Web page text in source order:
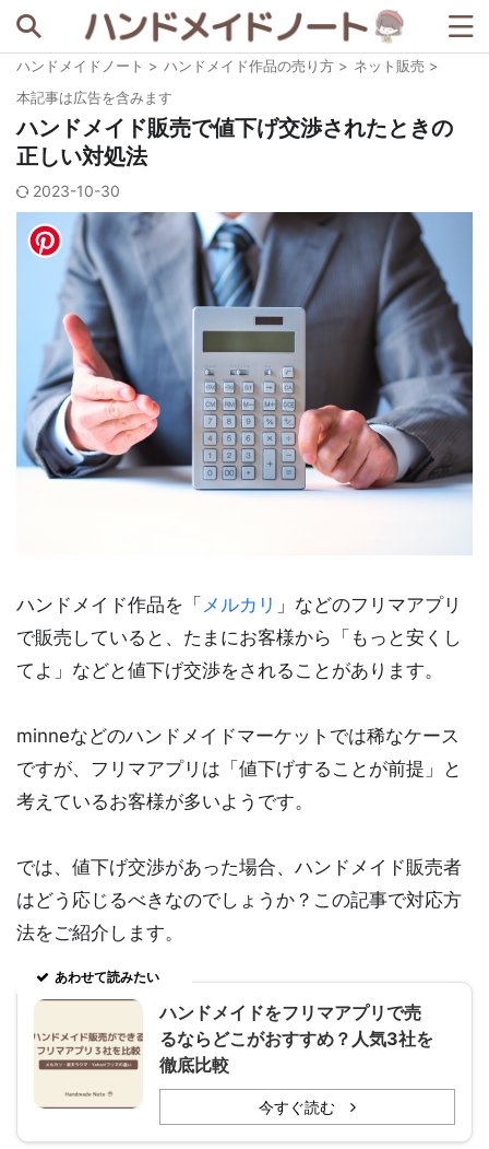
minne STORES セリア ダイソー
メルカリ 例文 写真撮影 宣伝ツール 梱包資材
著作権
ハンドメイドノート > ハンドメイド作品の売り方 > ネット販売 >
本記事は広告を含みます
ハンドメイド販売で値下げ交渉されたときの
正しい対処法
2023-10-30
ハンドメイド作品を「 メルカリ 」などのフリマアプリ
で販売していると、たまにお客様から「もっと安くし
てよ」などと値下げ交渉をされることがあります。
minneなどのハンドメイドマーケットでは稀なケース
ですが、フリマアプリは「値下げすることが前提」と
考えているお客様が多いようです。
では、値下げ交渉があった場合、ハンドメイド販売者
はどう応じるべきなのでしょうか？この記事で対応方
法をご紹介します。
あわせて読みたい
ハンドメイドをフリマアプリで売
るならどこがおすすめ？人気3社を
徹底比較
今すぐ読む